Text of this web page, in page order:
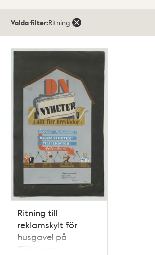
träffar
Valda filter:Ritning
Ritning till
reklamskylt för
husgavel på
Götgatan